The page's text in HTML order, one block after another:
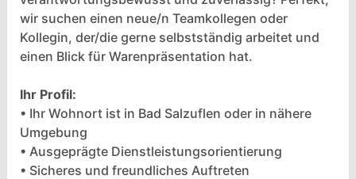
wir suchen einen neue/n Teamkollegen oder
Kollegin, der/die gerne selbstständig arbeitet und
einen Blick für Warenpräsentation hat.
Ihr Profil:
• Ihr Wohnort ist in Bad Salzuflen oder in nähere
Umgebung
• Ausgeprägte Dienstleistungsorientierung
• Sicheres und freundliches Auftreten